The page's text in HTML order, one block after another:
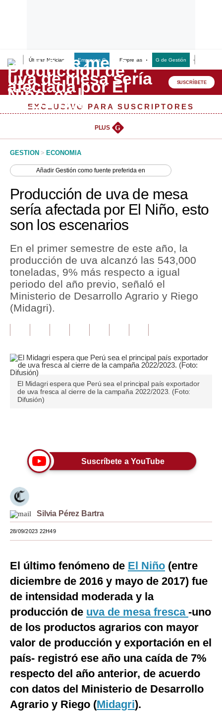
Últimas Noticias Empresas G Empresas G de Gestión
Lo último
Peru Quiosco
Management & Empleo
Perú
Política
Finanzas Personales
Inmobiliarias
Plus G
Pregunta de hoy
Blogs
Tendencias
Moda
Mundo
México
Internacional
Tecnología
Club del Suscriptor
G de Gestión
Notas Contratadas
SUSCRÍBETE
EXCLUSIVO PARA SUSCRIPTORES
PLUS G
GESTION > ECONOMIA
AñadirGestión como fuente preferida en
Producción de uva de mesa
sería afectada por El Niño, esto
son los escenarios
En el primer semestre de este año, la
producción de uva alcanzó las 543,000
toneladas, 9% más respecto a igual
periodo del año previo, señaló el
Ministerio de Desarrollo Agrario y Riego
(Midagri).
El Midagri espera que Perú sea el principal país exportador
de uva fresca al cierre de la campaña 2022/2023. (Foto:
Difusión)
Suscríbete a YouTube
Silvia Pérez Bartra
28/09/2023 22H49
El último fenómeno de El Niño (entre
diciembre de 2016 y mayo de 2017) fue
de intensidad moderada y la
producción de uva de mesa fresca -uno
de los productos agrarios con mayor
valor de producción y exportación en el
país- registró ese año una caída de 7%
respecto del año anterior, de acuerdo
con datos del Ministerio de Desarrollo
Agrario y Riego (Midagri).